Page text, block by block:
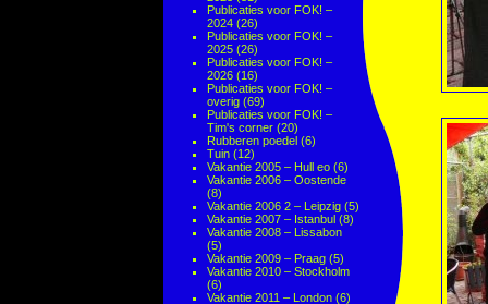
Publicaties voor FOK! –
2024 (26)
Publicaties voor FOK! –
2025 (26)
Publicaties voor FOK! –
2026 (16)
Publicaties voor FOK! –
overig (69)
Publicaties voor FOK! –
Tim's corner (20)
Rubberen poedel (6)
Tuin (12)
Vakantie 2005 – Hull eo (6)
Vakantie 2006 – Oostende
(8)
Vakantie 2006 2 – Leipzig (5)
Vakantie 2007 – Istanbul (8)
Vakantie 2008 – Lissabon
(5)
Vakantie 2009 – Praag (5)
Vakantie 2010 – Stockholm
(6)
Vakantie 2011 – London (6)